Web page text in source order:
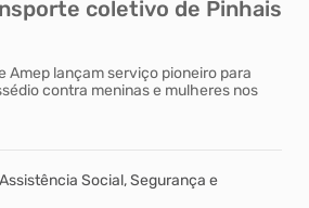
coletivo de Pinhais
Amep lançam serviço pioneiro para
contra meninas e mulheres nos
Social, Segurança e